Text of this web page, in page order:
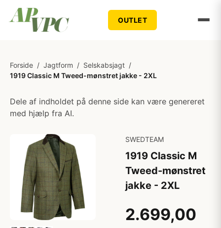
OUTLET
Forside / Jagtform / Selskabsjagt /
1919 Classic M Tweed-mønstret jakke - 2XL
Dele af indholdet på denne side kan være genereret
med hjælp fra AI.
SWEDTEAM
1919 Classic M
Tweed-mønstret
jakke - 2XL
2.699,00